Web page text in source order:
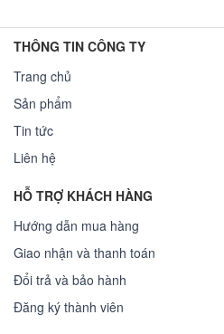
THÔNG TIN CÔNG TY
Trang chủ
Sản phẩm
Tin tức
Liên hệ
HỖ TRỢ KHÁCH HÀNG
Hướng dẫn mua hàng
Giao nhận và thanh toán
Đổi trả và bảo hành
Đăng ký thành viên